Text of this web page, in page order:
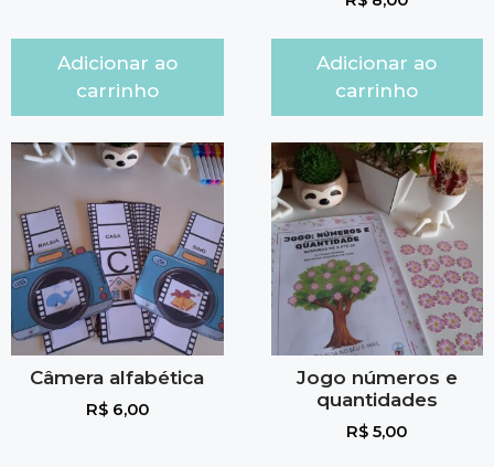
Adicionar ao
carrinho
Adicionar ao
carrinho
Câmera alfabética
R$6,00
Jogo números e
quantidades
R$ 5,00